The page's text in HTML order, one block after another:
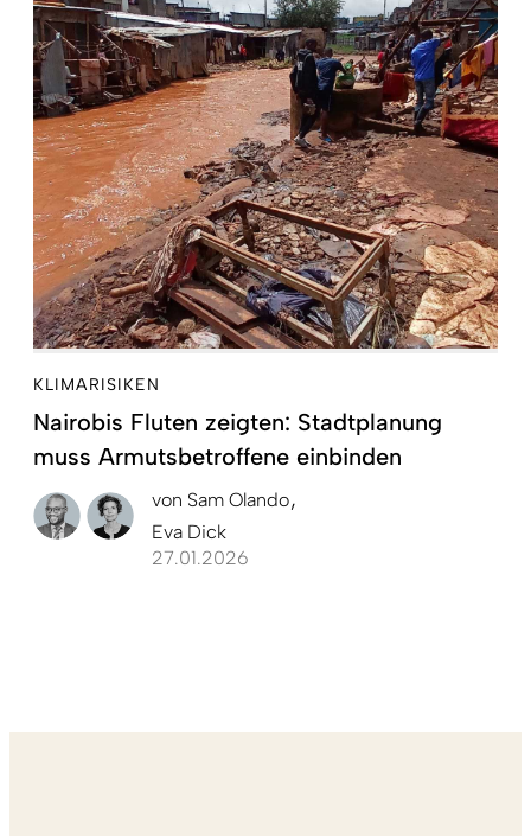
KLIMARISIKEN
Nairobis Fluten zeigten: Stadtplanung
muss Armutsbetroffene einbinden
von Sam Olando
Eva Dick
27.01.2026